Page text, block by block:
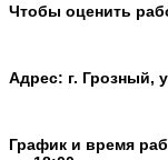
Чтобы оценить
Адрес: г. Грозный,
График и время